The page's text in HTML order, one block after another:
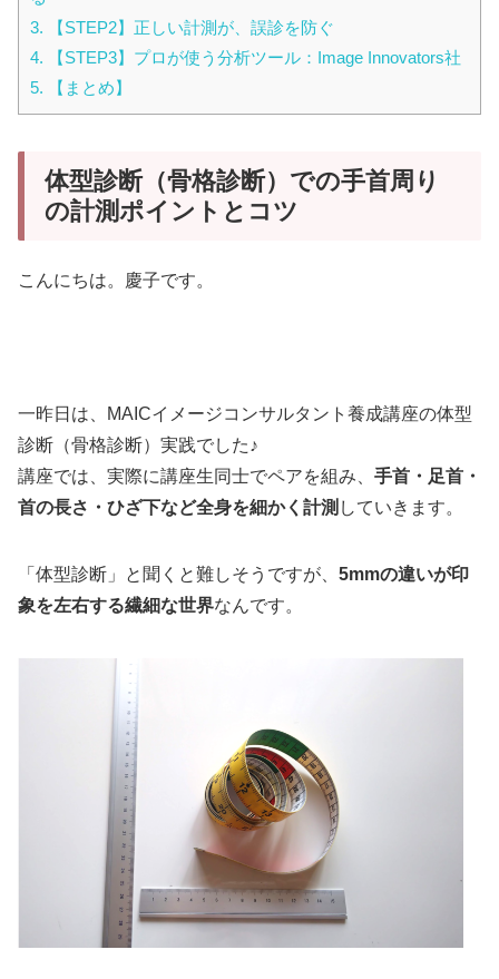
3. 【STEP2】正しい計測が、誤診を防ぐ
4. 【STEP3】プロが使う分析ツール：Image Innovators社
5. 【まとめ】
体型診断（骨格診断）での手首周り
の計測ポイントとコツ
こんにちは。慶子です。
一昨日は、MAICイメージコンサルタント養成講座の体型
診断（骨格診断）実践でした♪
講座では、実際に講座生同士でペアを組み、 手首・足首・
首の長さ・ひざ下など全身を細かく計測 していきます。
「体型診断」と聞くと難しそうですが、 5mmの違いが印
象を左右する繊細な世界なんです。